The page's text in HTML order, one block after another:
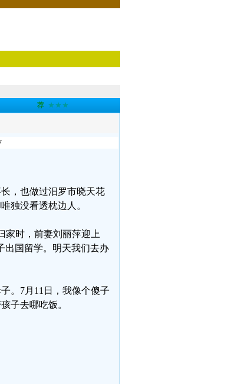
荐 ★★★
，也做过汨罗市晓天花
独没看透枕边人。
家时，前妻刘丽萍迎上
出国留学。明天我们去办
。7月11日，我像个傻子
子去哪吃饭。